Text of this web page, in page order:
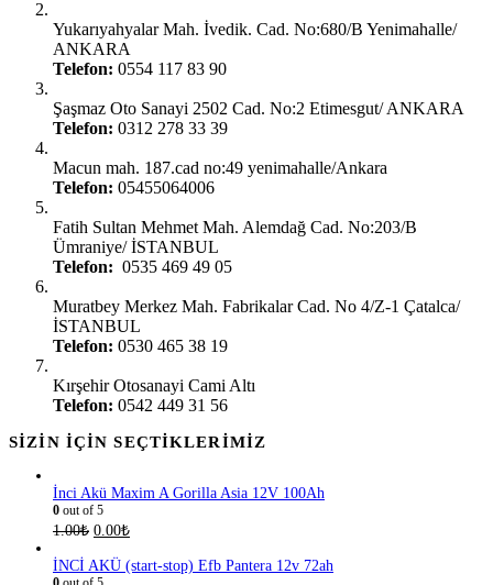
Yukarıyahyalar Mah. İvedik. Cad. No:680/B Yenimahalle/
ANKARA
Telefon: 0554 117 83 90
Şaşmaz Oto Sanayi 2502 Cad. No:2 Etimesgut/ ANKARA
Telefon: 0312 278 33 39
Macun mah. 187.cad no:49 yenimahalle/Ankara
Telefon: 05455064006
Fatih Sultan Mehmet Mah. Alemdağ Cad. No:203/B
Ümraniye/ İSTANBUL
Telefon: 0535 469 49 05
Muratbey Merkez Mah. Fabrikalar Cad. No 4/Z-1 Çatalca/
İSTANBUL
Telefon: 0530 465 38 19
Kırşehir Otosanayi Cami Altı
Telefon: 0542 449 31 56
SIZIN İÇIN SEÇTIKLERIMIZ
İnci Akü Maxim A Gorilla Asia 12V 100Ah
0 out of 5
1.00₺ 0.00₺
İNCİ AKÜ (start-stop) Efb Pantera 12v 72ah